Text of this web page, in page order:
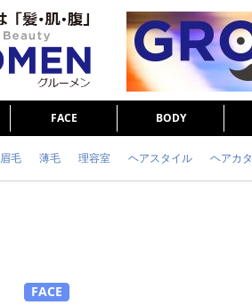
FACE BODY
眉毛 薄毛 理容室 ヘアスタイル ヘアカ
FACE